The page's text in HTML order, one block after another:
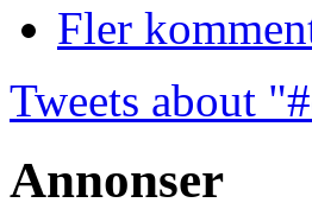
Fler
Tweets about
Annonser